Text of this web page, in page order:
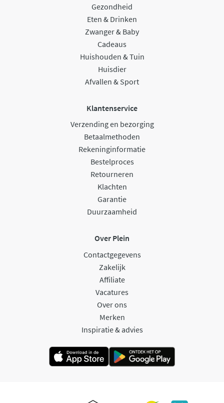
Gezondheid
Eten & Drinken
Zwanger & Baby
Cadeaus
Huishouden & Tuin
Huisdier
Afvallen & Sport
Klantenservice
Verzending en bezorging
Betaalmethoden
Rekeninginformatie
Bestelproces
Retourneren
Klachten
Garantie
Duurzaamheid
Over Plein
Contactgegevens
Zakelijk
Affiliate
Vacatures
Over ons
Merken
Inspiratie & advies